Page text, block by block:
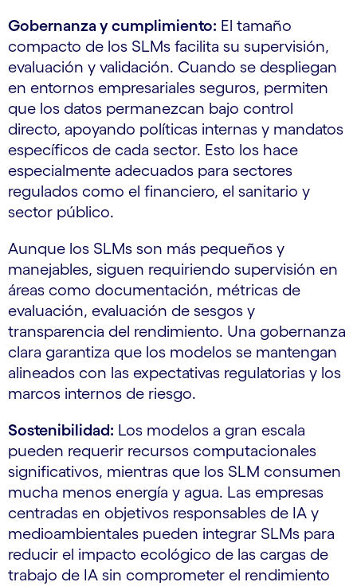
Gobernanza y cumplimiento: El tamaño
compacto de los SLMs facilita su supervisión,
evaluación y validación. Cuando se despliegan
en entornos empresariales seguros, permiten
que los datos permanezcan bajo control
directo, apoyando políticas internas y mandatos
específicos de cada sector. Esto los hace
especialmente adecuados para sectores
regulados como el financiero, el sanitario y
sector público.
Aunque los SLMs son más pequeños y
manejables, siguen requiriendo supervisión en
áreas como documentación, métricas de
evaluación, evaluación de sesgos y
transparencia del rendimiento. Una gobernanza
clara garantiza que los modelos se mantengan
alineados con las expectativas regulatorias y los
marcos internos de riesgo.
Sostenibilidad: Los modelos a gran escala
pueden requerir recursos computacionales
significativos, mientras que los SLM consumen
mucha menos energía y agua. Las empresas
centradas en objetivos responsables de IA y
medioambientales pueden integrar SLMs para
reducir el impacto ecológico de las cargas de
trabajo de IA sin comprometer el rendimiento